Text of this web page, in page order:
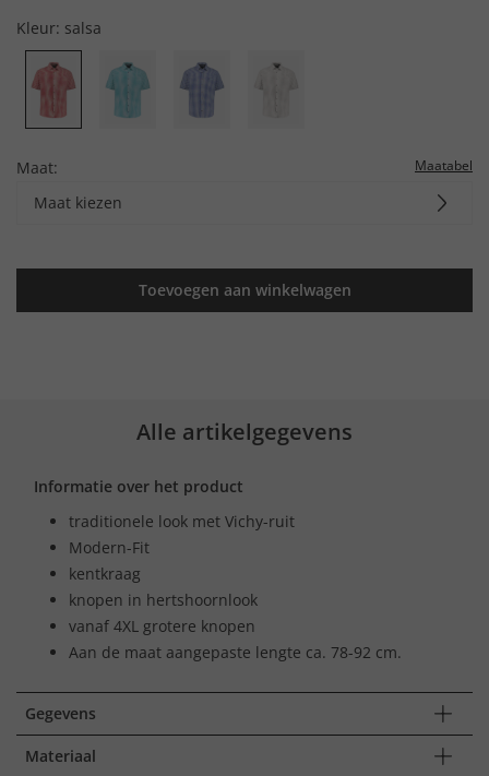
Kleur: salsa
Maat: Maatabel
Maat kiezen
Toevoegen aan winkelwagen
Alle artikelgegevens
Informatie over het product
traditionele look met Vichy-ruit
Modern-Fit
kentkraag
knopen in hertshoornlook
vanaf 4XL grotere knopen
Aan de maat aangepaste lengte ca. 78-92 cm.
Gegevens
Materiaal